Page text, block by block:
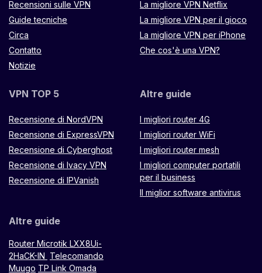
Recensioni sulle VPN
Guide tecniche
Circa
Contatto
Notizie
La migliore VPN Netflix
La migliore VPN per il gioco
La migliore VPN per iPhone
Che cos'è una VPN?
VPN TOP 5
Recensione di NordVPN
Recensione di ExpressVPN
Recensione di Cyberghost
Recensione di Ivacy VPN
Recensione di IPVanish
Altre guide
I migliori router 4G
I migliori router WiFi
I migliori router mesh
I migliori computer portatili
per il business
Il miglior software antivirus
Altre guide
Router Microtik LXX8Ui-
2HaCK-IN Telecomando
Muugo TP Link Omada